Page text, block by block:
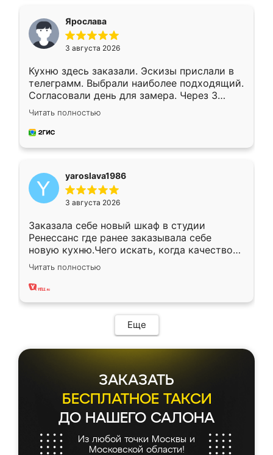
Ярослава
3 августа 2026
Кухню здесь заказали. Эскизы прислали в
телеграмм. Выбрали наиболее подходящий.
Согласовали день для замера. Через 3
недели кухня была уже готова. Остались
довольны работой. Спасибо Ренессанс
мебель за качественную работу!
Читать полностью
yaroslava1986
3 августа 2026
Заказала себе новый шкаф в студии
Ренессанс где ранее заказывала себе
новую кухню.Чего искать, когда качеством
вполне довольна. Служит кухня уже почти
два года, нареканий нет.
Читать полностью
Еще
ЗАКАЗАТЬ
БЕСПЛАТНОЕ ТАКСИ
ДО НАШЕГО САЛОНА
Из любой точки Москвы и
Московской области!